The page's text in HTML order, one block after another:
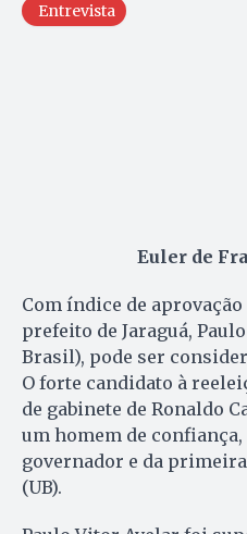
Entrevista
Euler de
Com índice de
prefeito de Jaraguá,
Brasil), pode ser
O forte candidato à
de gabinete de Ronaldo
um homem de confiança,
governador e da
(UB).